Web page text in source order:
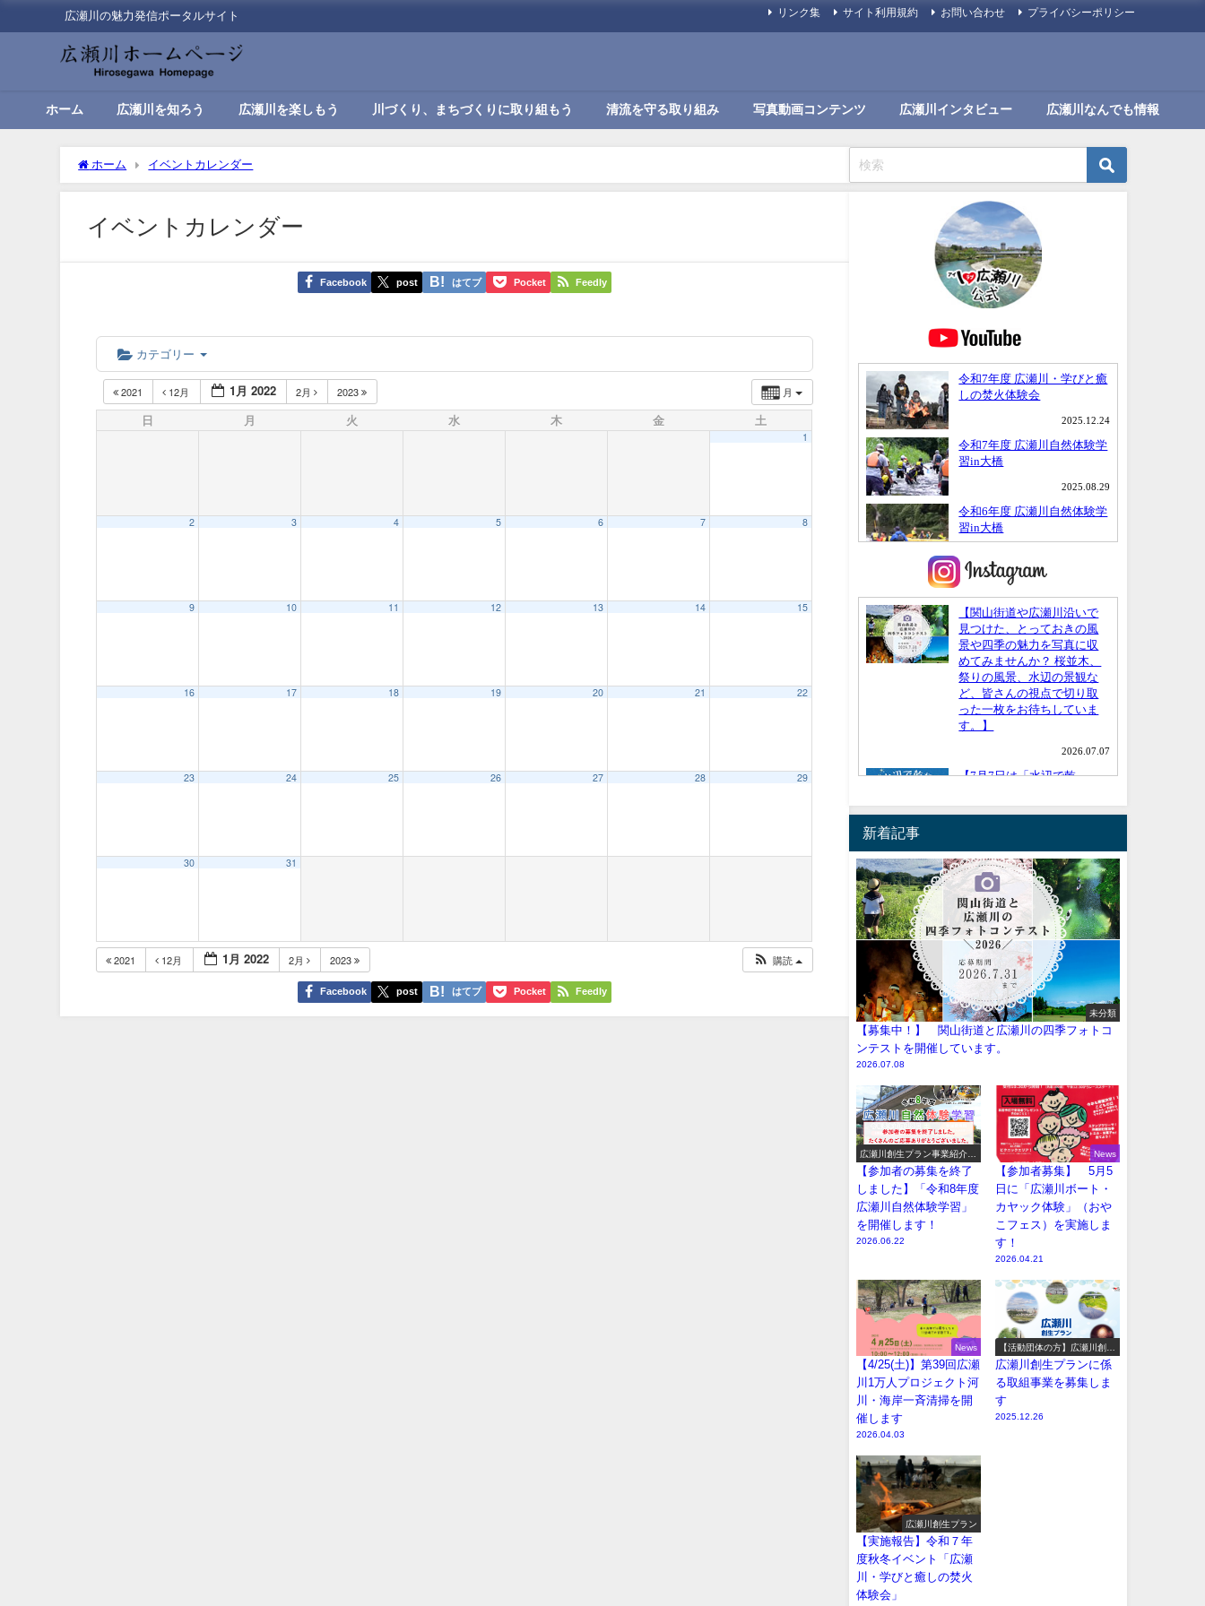
広瀬川の魅力発信ポータルサイト リンク集 サイト利用規約 お問い合わせ プライバシーポリシー
ホーム 広瀬川を知ろう 広瀬川を楽しもう 川づくり、まちづくりに取り組もう 清流を守る取り組み 写真動画コンテンツ 広瀬川インタビュー 広瀬川なんでも情報
ホーム イベントカレンダー
イベントカレンダー
Facebook post はてブ Pocket Feedly
カテゴリー
月
2021 12月 1月 2022 2月 2023
日 月 火 水 木 金 土
1
2 3 4 5 6 7 8
9 10 11 12 13 14 15
16 17 18 19 20 21 22
23 24 25 26 27 28 29
30 31
2021 12月 1月 2022 2月 2023 購読
Facebook post はてブ Pocket Feedly
新着記事
未分類
【募集中！】 関山街道と広瀬川の四季フォトコ
ンテストを開催しています。
2026.07.08
広瀬川創生プラン事業紹介
（イベント系）
【参加者の募集を終了
しました】「令和8年度
広瀬川自然体験学習」
を開催します！
2026.06.22
News
【参加者募集】 5月5
日に「広瀬川ボート・
カヤック体験」（おや
こフェス）を実施しま
す！
2026.04.21
News
【4/25(土)】第39回広瀬
川1万人プロジェクト河
川・海岸一斉清掃を開
催します
2026.04.03
【活動団体の方】広瀬川創生
プラン参加事業の募集
広瀬川創生プランに係
る取組事業を募集しま
す
2025.12.26
広瀬川創生プラン
【実施報告】令和７年
度秋冬イベント「広瀬
川・学びと癒しの焚火
体験会」